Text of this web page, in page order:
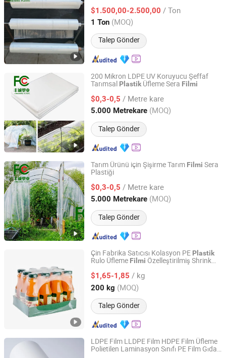
$1.500,00-2.500,00 / Ton
1 Ton (MOQ)
Talep Gönder
Henan, China Fiyat 2024
200 Mikron LDPE UV Koruyucu Şeffaf
Tarımsal Plastik Üfleme Sera Filmi
$0,3-0,5 / Metre kare
5.000 Metrekare (MOQ)
Talep Gönder
Henan Fengcheng Plastic Co., Ltd.
Henan, China Fiyat 2024
Tarım Ürünü için Şişirme Tarım Filmi Sera
Plastiği
$0,3-0,5 / Metre kare
5.000 Metrekare (MOQ)
Talep Gönder
Henan Fengcheng Plastic Co., Ltd.
Henan, China Fiyat 2024
Çin Fabrika Satıcısı Kolasyon PE Plastik
Rulo Üfleme Filmi Özelleştirilmiş Shrink
$1,65-1,85 / kg
200 kg (MOQ)
Talep Gönder
Yantai Guangyuan Packaging Technology Co., Ltd.
Shandong, China Fiyat 2022
LDPE Film LLDPE Film HDPE Film Üfleme
Polietilen Laminasyon Sınıfı PE Film Gıda
NOVEL (HUANGSHAN) PACKAGING CO., LTD.